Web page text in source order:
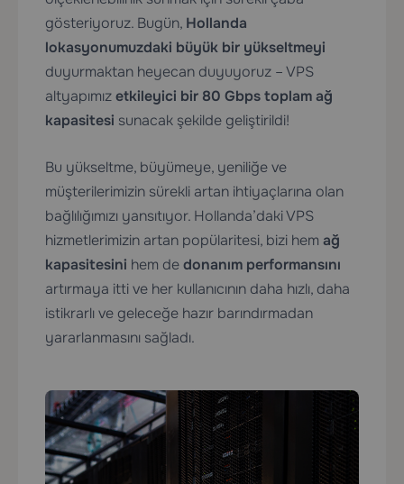
gösteriyoruz. Bugün, Hollanda
lokasyonumuzdaki büyük bir yükseltmeyi
duyurmaktan heyecan duyuyoruz – VPS
altyapımızetkileyici bir 80 Gbps toplam ağ
kapasitesi sunacak şekilde geliştirildi!
Bu yükseltme, büyümeye, yeniliğe ve
müşterilerimizin sürekli artan ihtiyaçlarına olan
bağlılığımızı yansıtıyor. Hollanda’daki VPS
hizmetlerimizin artan popülaritesi, bizi hem ağ
kapasitesini hem dedonanım performansını
artırmaya itti ve her kullanıcının daha hızlı, daha
istikrarlı ve geleceğe hazır barındırmadan
yararlanmasını sağladı.